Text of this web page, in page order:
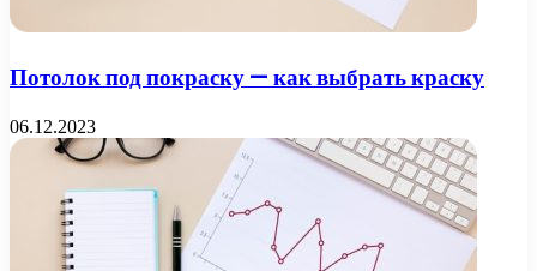
Потолок под покраску — как выбрать краску
06.12.2023